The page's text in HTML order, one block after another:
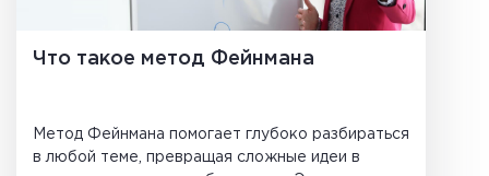
Что такое метод Фейнмана
Метод Фейнмана помогает глубоко разбираться
в любой теме, превращая сложные идеи в